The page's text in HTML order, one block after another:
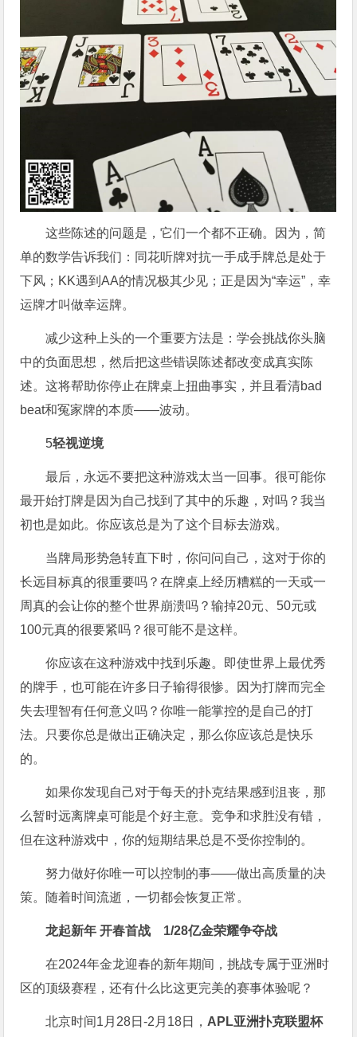
这些陈述的问题是，它们一个都不正确。因为，简
单的数学告诉我们：同花听牌对抗一手成手牌总是处于
下风；KK遇到AA的情况极其少见；正是因为“幸运”，幸
运牌才叫做幸运牌。
减少这种上头的一个重要方法是：学会挑战你头脑
中的负面思想，然后把这些错误陈述都改变成真实陈
述。这将帮助你停止在牌桌上扭曲事实，并且看清bad
beat和冤家牌的本质——波动。
5轻视逆境
最后，永远不要把这种游戏太当一回事。很可能你
最开始打牌是因为自己找到了其中的乐趣，对吗？我当
初也是如此。你应该总是为了这个目标去游戏。
当牌局形势急转直下时，你问问自己，这对于你的
长远目标真的很重要吗？在牌桌上经历糟糕的一天或一
周真的会让你的整个世界崩溃吗？输掉20元、50元或
100元真的很要紧吗？很可能不是这样。
你应该在这种游戏中找到乐趣。即使世界上最优秀
的牌手，也可能在许多日子输得很惨。因为打牌而完全
失去理智有任何意义吗？你唯一能掌控的是自己的打
法。只要你总是做出正确决定，那么你应该总是快乐
的。
如果你发现自己对于每天的扑克结果感到沮丧，那
么暂时远离牌桌可能是个好主意。竞争和求胜没有错，
但在这种游戏中，你的短期结果总是不受你控制的。
努力做好你唯一可以控制的事——做出高质量的决
策。随着时间流逝，一切都会恢复正常。
龙起新年 开春首战 1/28亿金荣耀争夺战
在2024年金龙迎春的新年期间，挑战专属于亚洲时
区的顶级赛程，还有什么比这更完美的赛事体验呢？
北京时间1月28日-2月18日， APL亚洲扑克联盟杯